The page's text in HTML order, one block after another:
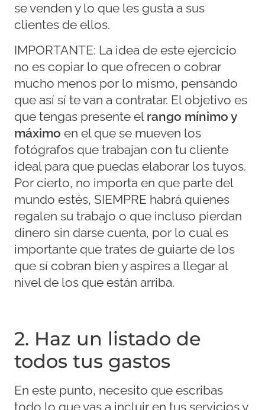
se venden y lo que les gusta a sus
clientes de ellos.
IMPORTANTE: La idea de este ejercicio
no es copiar lo que ofrecen o cobrar
mucho menos por lo mismo, pensando
que así sí te van a contratar. El objetivo es
que tengas presente el rango mínimo y
máximo en el que se mueven los
fotógrafos que trabajan con tu cliente
ideal para que puedas elaborar los tuyos.
Por cierto, no importa en que parte del
mundo estés, SIEMPRE habrá quienes
regalen su trabajo o que incluso pierdan
dinero sin darse cuenta, por lo cual es
importante que trates de guiarte de los
que sí cobran bien y aspires a llegar al
nivel de los que están arriba.
2. Haz un listado de
todos tus gastos
En este punto, necesito que escribas
todo lo que vas a incluir en tus servicios y